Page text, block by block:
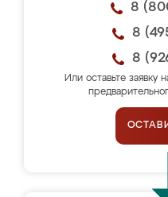
8
8
8
Или оставьте заявку